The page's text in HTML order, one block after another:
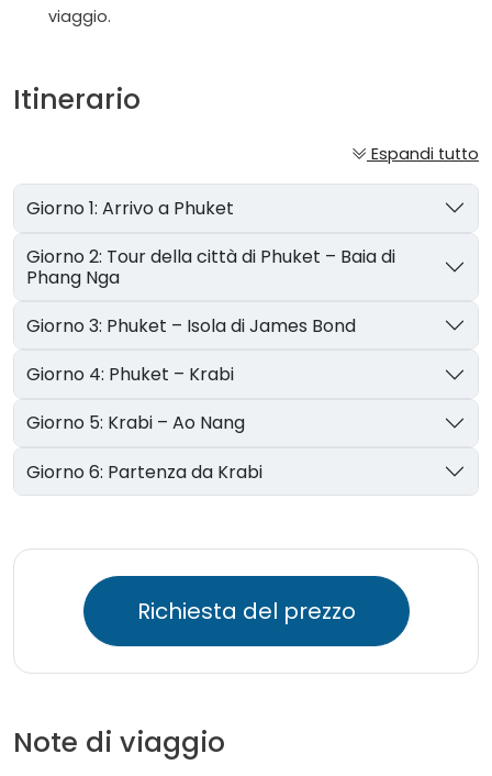
viaggio.
Itinerario
Espandi tutto
Giorno 1: Arrivo a Phuket
Giorno 2: Tour della città di Phuket – Baia di
Phang Nga
Giorno 3: Phuket – Isola di James Bond
Giorno 4: Phuket – Krabi
Giorno 5: Krabi – Ao Nang
Giorno 6: Partenza da Krabi
Richiesta del prezzo
Note di viaggio